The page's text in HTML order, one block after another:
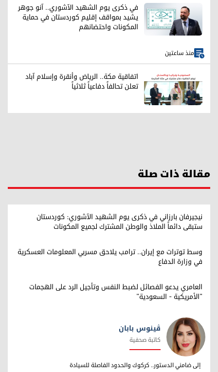
في ذكرى يوم الشهيد الآشوري.. آنو جوهر
يشيد بمواقف إقليم كوردستان في حماية
المكونات واحتضانهم
منذ ساعتين
اتفاقية مكة.. الرياض وأنقرة وإسلام آباد
تعلن تحالفاً دفاعياً ثلاثياً
مقالة ذات صلة
نيجيرفان بارزاني في ذكرى يوم الشهيد الآشوري: كوردستان
ستبقى دائماً الملاذ والوطن المشترك لجميع المكونات
وسط توترات مع إيران.. ترامب يلاحق مسربي المعلومات العسكرية
في وزارة الدفاع
العامري يدعو الفصائل لضبط النفس وتأجيل الرد على الهجمات
"الأمريكية - السعودية"
ڤینوس بابان
ڤینوس بابان
كاتبة صحفية
إلى ضامني الدستور.. كركوك والحدود الفاصلة للسيادة